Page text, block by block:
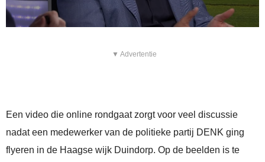
▼ Advertentie
Een video die online rondgaat zorgt voor veel discussie
nadat een medewerker van de politieke partij DENK ging
flyeren in de Haagse wijk Duindorp. Op de beelden is te